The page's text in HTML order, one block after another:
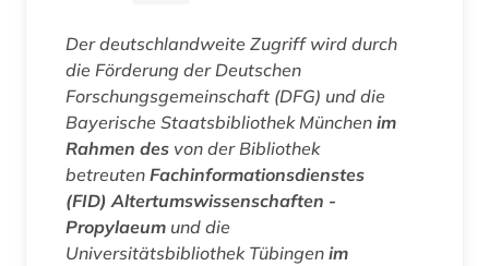
Der deutschlandweite Zugriff wird durch
die Förderung der Deutschen
Forschungsgemeinschaft (DFG) und die
Bayerische Staatsbibliothek München im
Rahmen des von der Bibliothek
betreuten Fachinformationsdienstes
(FID) Altertumswissenschaften -
Propylaeum und die
Universitätsbibliothek Tübingen im